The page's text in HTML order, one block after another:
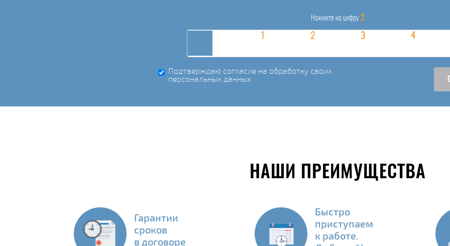
Нажмите на цифру 2
Подтверждаю согласие на обработку своих
персональных данных
НАШИ ПРЕИМУЩЕСТВА
Гарантии
сроков
в договоре
Быстро
приступаем
к работе.